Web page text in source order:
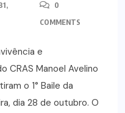
0
COMMENTS
e
CRAS Manoel Avelino
o 1° Baile da
dia 28 de outubro. O